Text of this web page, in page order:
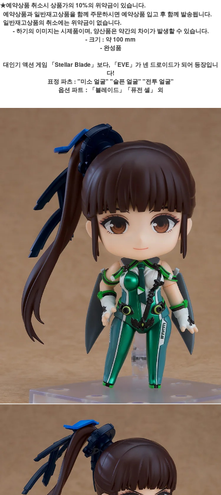
★예약상품 취소시 상품가의 10%의 위약금이 있습니다.
예약상품과 일반재고상품을 함께 주문하시면 예약상품 입고 후 함께 발송됩니다.
일반재고상품의 취소에는 위약금이 없습니다.
- 하기의 이미지는 시제품이며, 양산품은 약간의 차이가 발생할 수 있습니다.
- 크기 : 약 100 mm
- 완성품
대인기 액션 게임 「Stellar Blade」보다, 「EVE」가 넨 드로이드가 되어 등장입니
다!
표정 파츠 : "미소 얼굴" "슬픈 얼굴" "전투 얼굴"
옵션 파트：「블레이드」「퓨전 셀」 외